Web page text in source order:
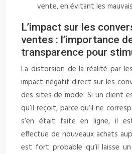
vente, en évitant les
L’impact sur les
ventes : l’importance
transparence pour
La distorsion de la réalité par
impact négatif direct sur les
des sites de mode. Si un client
qu’il reçoit, parce qu’il ne
s’en était faite en ligne, il
effectue de nouveaux achats
est fort probable qu’il laisse